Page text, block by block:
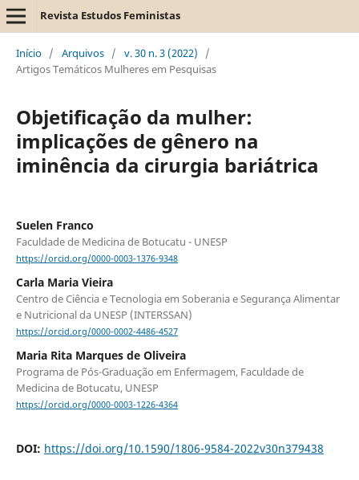
Revista Estudos Feministas
Início / Arquivos / v. 30 n. 3 (2022)
/
Artigos Temáticos Mulheres em Pesquisas
Objetificação da mulher:
implicações de gênero na
iminência da cirurgia bariátrica
Suelen Franco
Faculdade de Medicina de Botucatu - UNESP
https://orcid.org/0000-0003-1376-9348
Carla Maria Vieira
Centro de Ciência e Tecnologia em Soberania e Segurança Alimentar
e Nutricional da UNESP (INTERSSAN)
https://orcid.org/0000-0002-4486-4527
Maria Rita Marques de Oliveira
Programa de Pós-Graduação em Enfermagem, Faculdade de
Medicina de Botucatu, UNESP
https://orcid.org/0000-0003-1226-4364
DOI: https://doi.org/10.1590/1806-9584-2022v30n379438